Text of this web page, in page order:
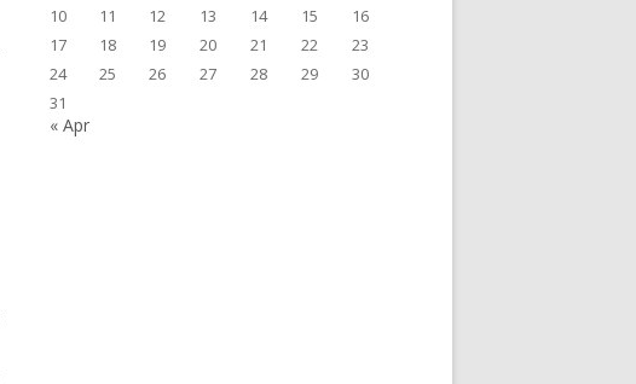
10
11 12 13 14 15
16
17
18 19 20 21 22
23
24
25 26 27 28 29
30
31
« Apr